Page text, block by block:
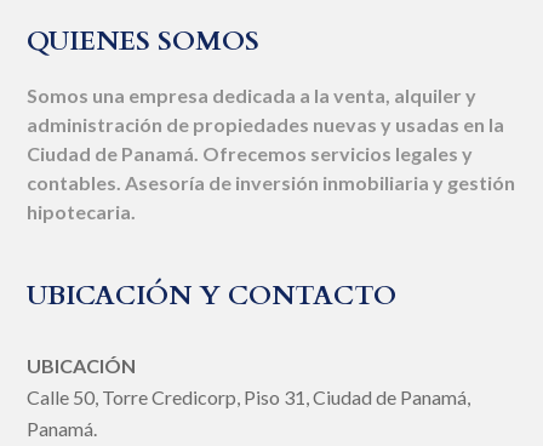
QUIENES SOMOS
Somos una empresa dedicada a la venta, alquiler y
administración de propiedades nuevas y usadas en la
Ciudad de Panamá. Ofrecemos servicios legales y
contables. Asesoría de inversión inmobiliaria y gestión
hipotecaria.
UBICACIÓN Y CONTACTO
UBICACIÓN
Calle 50, Torre Credicorp, Piso 31, Ciudad de Panamá,
Panamá.